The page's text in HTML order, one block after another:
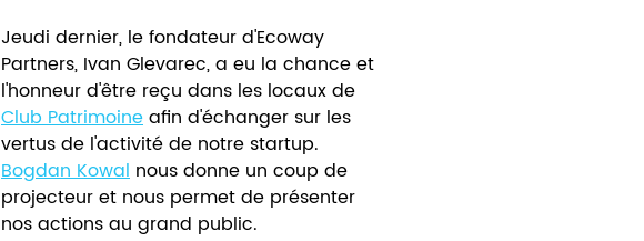
Jeudi dernier, le fondateur d'Ecoway
Partners, Ivan Glevarec, a eu la chance et
l'honneur d'être reçu dans les locaux de
Club Patrimoine afin d'échanger sur les
vertus de l'activité de notre startup.
Bogdan Kowal nous donne un coup de
projecteur et nous permet de présenter
nos actions au grand public.